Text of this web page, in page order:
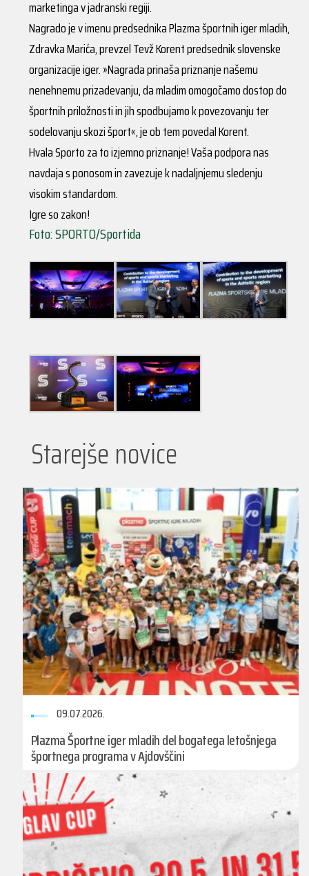
marketinga v jadranski regiji.
Nagrado je v imenu predsednika Plazma športnih iger mladih,
Zdravka Marića, prevzel Tevž Korent predsednik slovenske
organizacije iger. »Nagrada prinaša priznanje našemu
nenehnemu prizadevanju, da mladim omogočamo dostop do
športnih priložnosti in jih spodbujamo k povezovanju ter
sodelovanju skozi šport«, je ob tem povedal Korent.
Hvala Sporto za to izjemno priznanje! Vaša podpora nas
navdaja s ponosom in zavezuje k nadaljnjemu sledenju
visokim standardom.
Igre so zakon!
Foto: SPORTO/Sportida
Starejše novice
09.07.2026.
Plazma Športne iger mladih del bogatega letošnjega
športnega programa v Ajdovščini